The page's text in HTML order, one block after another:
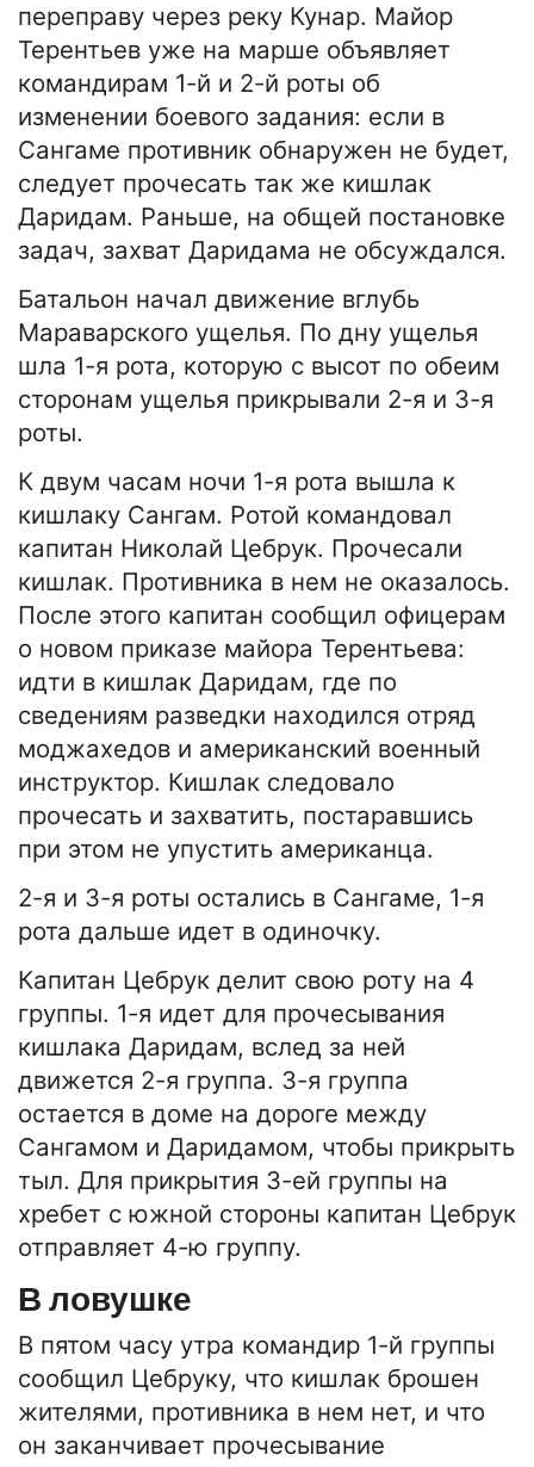
переправу через реку Кунар. Майор
Терентьев уже на марше объявляет
командирам 1-й и 2-й роты об
изменении боевого задания: если в
Сангаме противник обнаружен не будет,
следует прочесать так же кишлак
Даридам. Раньше, на общей постановке
задач, захват Даридама не обсуждался.
Батальон начал движение вглубь
Мараварского ущелья. По дну ущелья
шла 1-я рота, которую с высот по обеим
сторонам ущелья прикрывали 2-я и 3-я
роты.
К двум часам ночи 1-я рота вышла к
кишлаку Сангам. Ротой командовал
капитан Николай Цебрук. Прочесали
кишлак. Противника в нем не оказалось.
После этого капитан сообщил офицерам
о новом приказе майора Терентьева:
идти в кишлак Даридам, где по
сведениям разведки находился отряд
моджахедов и американский военный
инструктор. Кишлак следовало
прочесать и захватить, постаравшись
при этом не упустить американца.
2-я и 3-я роты остались в Сангаме, 1-я
рота дальше идет в одиночку.
Капитан Цебрук делит свою роту на 4
группы. 1-я идет для прочесывания
кишлака Даридам, вслед за ней
движется 2-я группа. 3-я группа
остается в доме на дороге между
Сангамом и Даридамом, чтобы прикрыть
тыл. Для прикрытия 3-ей группы на
хребет с южной стороны капитан Цебрук
отправляет 4-ю группу.
В ловушке
В пятом часу утра командир 1-й группы
сообщил Цебруку, что кишлак брошен
жителями, противника в нем нет, и что
он заканчивает прочесывание